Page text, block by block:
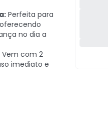
Perfeita para
no dia a
Vem com 2
imediato e